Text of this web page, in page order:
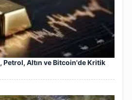
Petrol, Altın ve Bitcoin'de Kritik